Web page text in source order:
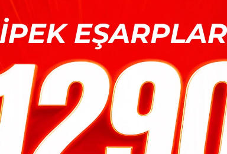
SULTAN SOFT PAMUK EŞARP - SSE2657-71
Sultan Soft Pamuk